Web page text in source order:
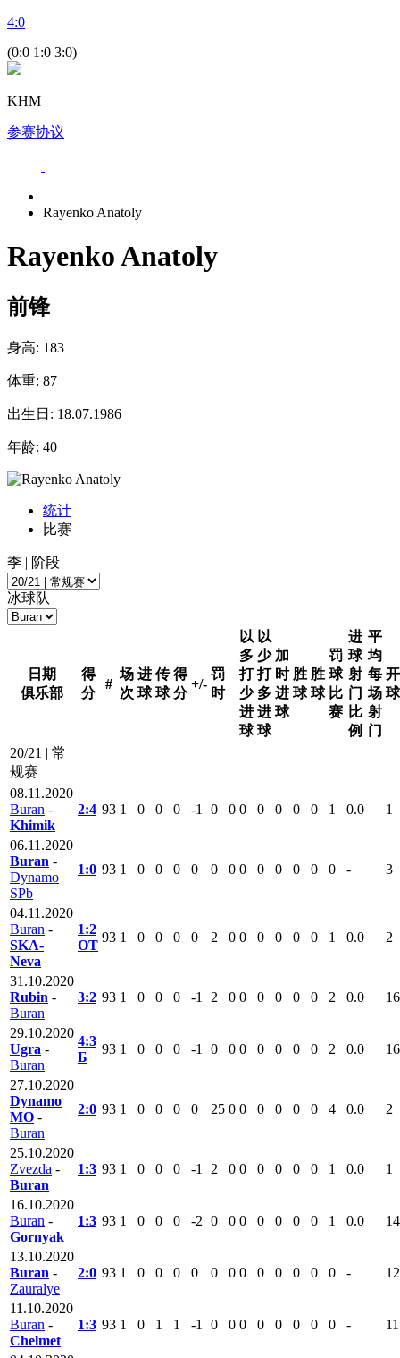
4:0
(0:0 1:0 3:0)
KHM
参赛协议
Rayenko Anatoly
Rayenko Anatoly
前锋
身高: 183
体重: 87
出生日: 18.07.1986
年龄: 40
统计
比赛
季 | 阶段
冰球队
日期
俱乐部
得
分
#
场
次
进
球
传
球
得
分
+/-
罚
时
以
多
打
少
进
球
以
少
打
多
进
球
加
时
进
球
胜
球
胜
球
罚
球
比
赛
进
球
射
门
比
例
平
均
每
场
射
门
开
球
20/21 | 常
规赛
08.11.2020
Buran -
Khimik
2:4 93 1 0 0 0 -1 0 0 0 0 0 0 0 1 0.0 1
06.11.2020
Buran -
Dynamo
SPb
1:0 93 1 0 0 0 0 0 0 0 0 0 0 0 0 - 3
04.11.2020
Buran -
SKA-
Neva
1:2
ОТ
93 1 0 0 0 0 2 0 0 0 0 0 0 1 0.0 2
31.10.2020
Rubin -
Buran
3:2 93 1 0 0 0 -1 2 0 0 0 0 0 0 2 0.0 16
29.10.2020
Ugra -
Buran
4:3
Б
93 1 0 0 0 -1 0 0 0 0 0 0 0 2 0.0 16
27.10.2020
Dynamo
MO -
Buran
2:0 93 1 0 0 0 0 25 0 0 0 0 0 0 4 0.0 2
25.10.2020
Zvezda -
Buran
1:3 93 1 0 0 0 -1 2 0 0 0 0 0 0 1 0.0 1
16.10.2020
Buran -
Gornyak
1:3 93 1 0 0 0 -2 0 0 0 0 0 0 0 1 0.0 14
13.10.2020
Buran -
Zauralye
2:0 93 1 0 0 0 0 0 0 0 0 0 0 0 0 - 12
11.10.2020
Buran -
Chelmet
1:3 93 1 0 1 1 -1 0 0 0 0 0 0 0 0 - 11